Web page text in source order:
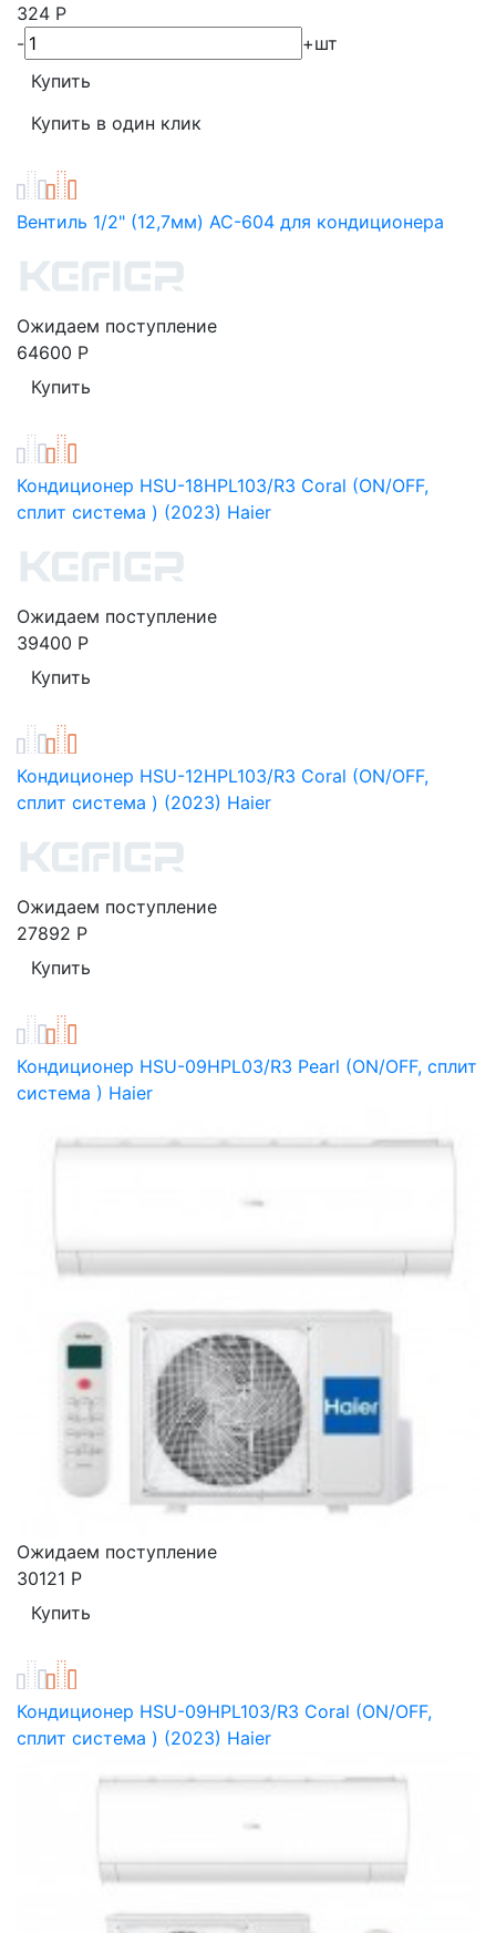
324 Р
-
+шт
Вентиль 1/2" (12,7мм) AC-604 для кондиционера
Ожидаем поступление
64600 Р
Кондиционер HSU-18HPL103/R3 Coral (ON/OFF,
сплит система ) (2023) Haier
Ожидаем поступление
39400 Р
Кондиционер HSU-12HPL103/R3 Coral (ON/OFF,
сплит система ) (2023) Haier
Ожидаем поступление
27892 Р
Кондиционер HSU-09HPL03/R3 Pearl (ON/OFF, сплит
система ) Haier
Ожидаем поступление
30121 Р
Кондиционер HSU-09HPL103/R3 Coral (ON/OFF,
сплит система ) (2023) Haier